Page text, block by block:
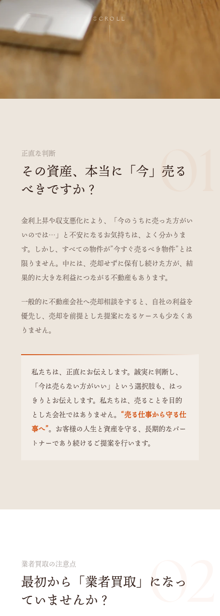
SCROLL
01
正直な判断
その資産、本当に「今」売る
べきですか？
金利上昇や収支悪化により、「今のうちに売った方がい
いのでは…」と不安になるお気持ちは、よく分かりま
す。しかし、すべての物件が”今すぐ売るべき物件”とは
限りません。中には、売却せずに保有し続けた方が、結
果的に大きな利益につながる不動産もあります。
一般的に不動産会社へ売却相談をすると、自社の利益を
優先し、売却を前提とした提案になるケースも少なくあ
りません。
私たちは、正直にお伝えします。誠実に判断し、
「今は売らない方がいい」という選択肢も、はっ
きりとお伝えします。私たちは、売ることを目的
とした会社ではありません。 “売る仕事から守る仕
事へ”。お客様の人生と資産を守る、長期的なパー
トナーであり続けるご提案を行います。
02
業者買取の注意点
最初から「業者買取」になっ
ていませんか？